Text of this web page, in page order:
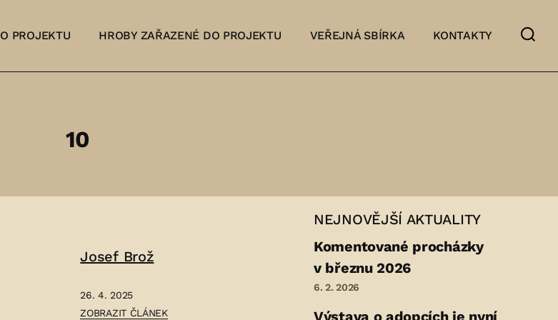
O PROJEKTU HROBY ZAŘAZENÉ DO PROJEKTU VEŘEJNÁ SBÍRKA KONTAKTY
10
Josef Brož
26. 4. 2025
ČLÁNEK:
ZOBRAZIT ČLÁNEK
NEJNOVĚJŠÍ AKTUALITY
Komentované procházky
v březnu 2026
6. 2. 2026
Výstava o adopcích je nyní